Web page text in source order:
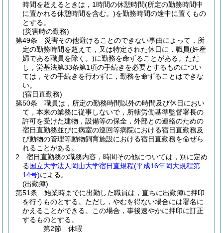
時間を超えるときは，1時間の休憩時間(所定の勤務時間中
に置かれる休憩時間を含む。)を勤務時間の途中に置くもの
とする。
(災害時の勤務)
第49条
災害その他避けることのできない事由によって，所
定の勤務時間を超えて，又は特定された休日に，職員(妊産
婦である職員を除く。)に勤務を命ずることがある。 ただ
し，労基法第33条第1項の手続きを必要とするものについ
ては，その手続きを行わずに，勤務を命ずることはできな
い。
(宿日直勤務)
第50条
職員は，所定の勤務時間以外の時間及び休日におい
て，本来の業務に従事しないで，所轄労働基準監督署長の
許可を受けた建物，設備等の保全，外部との連絡のための
宿日直勤務並びに病室の巡回等病院における宿日直勤務及
び動物の管理等動物飼育施設における宿日直勤務を命ぜら
れることがある。
2
宿日直勤務の職務内容，時間その他については，別に定め
る国立大学法人岡山大学宿日直規程(平成16年岡大規程第
14号)による。
(出勤簿)
第51条
始業時までに出勤した職員は，直ちに出勤簿に押印
を行うものとする。 ただし，やむを得ない場合には署名に
かえることができる。
この場合，事後速やかに押印に訂正
するものとする。
第2節
休暇